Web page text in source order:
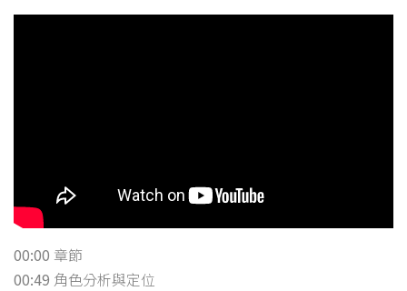
00:00 章節
00:49 角色分析與定位